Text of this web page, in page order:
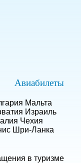
Авиабилеты
Мальта
Израиль
Чехия
Шри-Ланка
в туризме